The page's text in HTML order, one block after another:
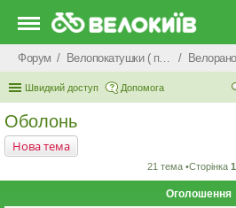
Форум Велопокатушки ( покатеньки), велопоходи, туризм.
Швидкий доступ Допомога
Оболонь
Нова тема
21 тема •Сторінка 1
Оголошення